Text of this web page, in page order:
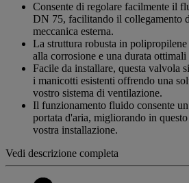
Consente di regolare facilmente il
DN 75, facilitando il collegamento
meccanica esterna.
La struttura robusta in polipropilene
alla corrosione e una durata
Facile da installare, questa valvola
i manicotti esistenti offrendo una
vostro sistema di ventilazione.
Il funzionamento fluido consente
portata d'aria, migliorando in
vostra installazione.
Vedi descrizione completa